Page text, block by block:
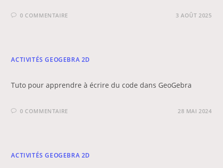
0 COMMENTAIRE 3 AOÛT 2025
ACTIVITÉS GEOGEBRA 2D
Tuto pour apprendre à écrire du code dans GeoGebra
0 COMMENTAIRE 28 MAI 2024
ACTIVITÉS GEOGEBRA 2D